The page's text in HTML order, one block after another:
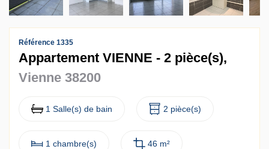
Référence 1335
Appartement VIENNE - 2 pièce(s),
Vienne 38200
1 Salle(s) de bain 2 pièce(s)
1 chambre(s) 46 m²